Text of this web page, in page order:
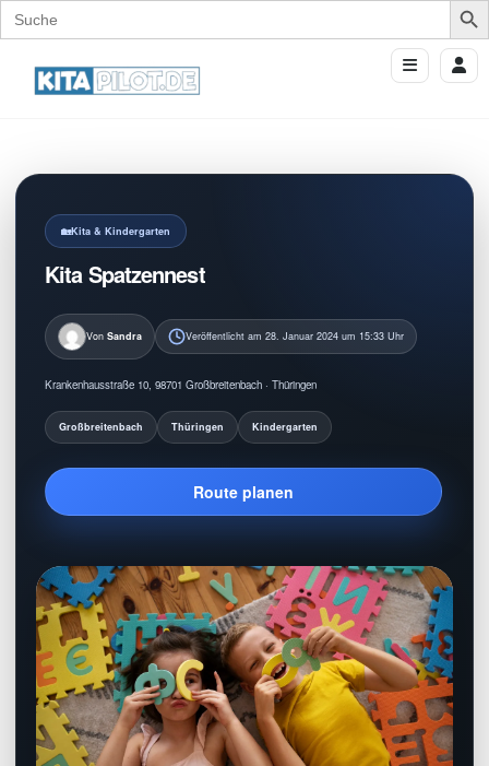
Search
for:
Kita & Kindergarten
Kita Spatzennest
Von Sandra Veröffentlicht am 28. Januar 2024 um 15:33 Uhr
Krankenhausstraße 10, 98701 Großbreitenbach · Thüringen
Großbreitenbach Thüringen Kindergarten
Route planen